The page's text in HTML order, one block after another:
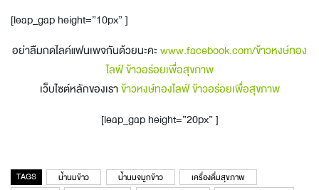
[leap_gap height=”10px” ]
อย่าลืมกดไลค์แฟนเพจกันด้วยนะคะwww.facebook.com/ข้าวหงษ์ทอง
ไลฟ์ ข้าวอร่อยเพื่อสุขภาพ
เว็บไซต์หลักของเราข้าวหงษ์ทองไลฟ์ ข้าวอร่อยเพื่อสุขภาพ
[leap_gap height=”20px” ]
TAGS น้ำนมข้าว น้ำนมจมูกข้าว
เครื่องดื่มสุขภาพ